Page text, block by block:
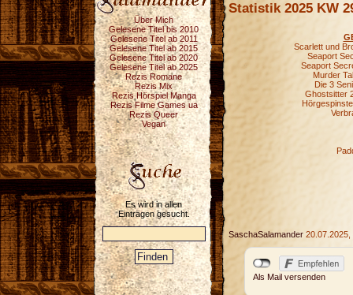
Über Mich
Gelesene Titel bis 2010
Gelesene Titel ab 2011
Gelesene Titel ab 2015
Gelesene Titel ab 2020
Gelesene Titel ab 2025
Rezis Romane
Rezis Mix
Rezis Hörspiel Manga
Rezis Filme Games ua
Rezis Queer
Vegan
Es wird in allen
Einträgen gesucht.
Statistik 2025 KW
Scarlett und
Seaport
Seaport
Murder
Die 3
Ghostsitter
SaschaSalamander 20.07.2025,
Als Mail versenden